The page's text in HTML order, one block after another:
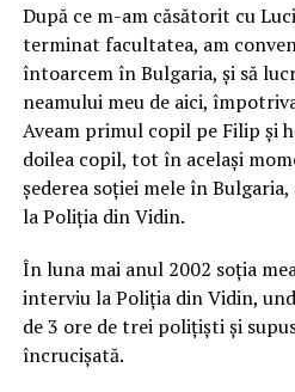
După ce m-am căsătorit cu
terminat facultatea, am
întoarcem în Bulgaria, și să
neamului meu de aici,
Aveam primul copil pe Filip și
doilea copil, tot în același
șederea soției mele în
la Poliția din Vidin.
În luna mai anul 2002 soția
interviu la Poliția din Vidin,
de 3 ore de trei polițiști și
încrucișată.